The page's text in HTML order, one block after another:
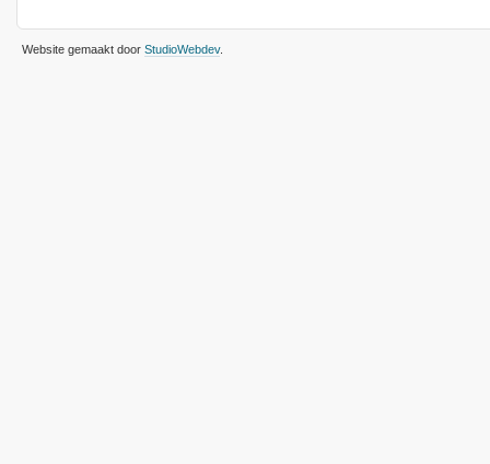
Website gemaakt door StudioWebdev.